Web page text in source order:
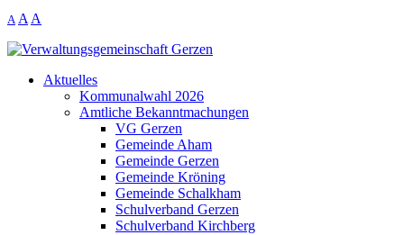
A A A
Aktuelles
Kommunalwahl 2026
Amtliche Bekanntmachungen
VG Gerzen
Gemeinde Aham
Gemeinde Gerzen
Gemeinde Kröning
Gemeinde Schalkham
Schulverband Gerzen
Schulverband Kirchberg